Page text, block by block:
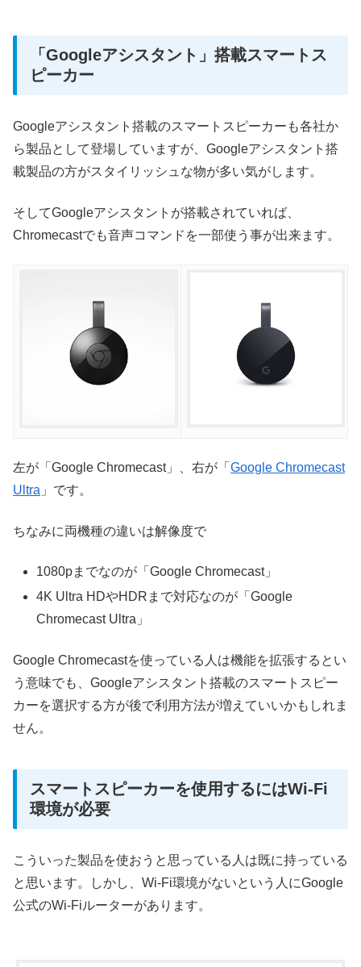
「Googleアシスタント」搭載スマートス
ピーカー
Googleアシスタント搭載のスマートスピーカーも各社か
ら製品として登場していますが、Googleアシスタント搭
載製品の方がスタイリッシュな物が多い気がします。
そしてGoogleアシスタントが搭載されていれば、
Chromecastでも音声コマンドを一部使う事が出来ます。
左が「Google Chromecast」、右が「 Google Chromecast
Ultra 」です。
ちなみに両機種の違いは解像度で
1080pまでなのが「Google Chromecast」
4K Ultra HDやHDRまで対応なのが「Google
Chromecast Ultra」
Google Chromecastを使っている人は機能を拡張するとい
う意味でも、Googleアシスタント搭載のスマートスピー
カーを選択する方が後で利用方法が増えていいかもしれま
せん。
スマートスピーカーを使用するにはWi-Fi
環境が必要
こういった製品を使おうと思っている人は既に持っている
と思います。しかし、Wi-Fi環境がないという人にGoogle
公式のWi-Fiルーターがあります。